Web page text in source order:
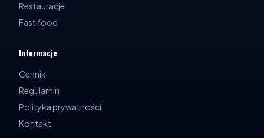
Restauracje
Fast food
Informacje
Cennik
Regulamin
Polityka prywatności
Kontakt